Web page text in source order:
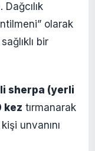
olarak
bir
sherpa (yerli
kez tırmanarak
unvanını